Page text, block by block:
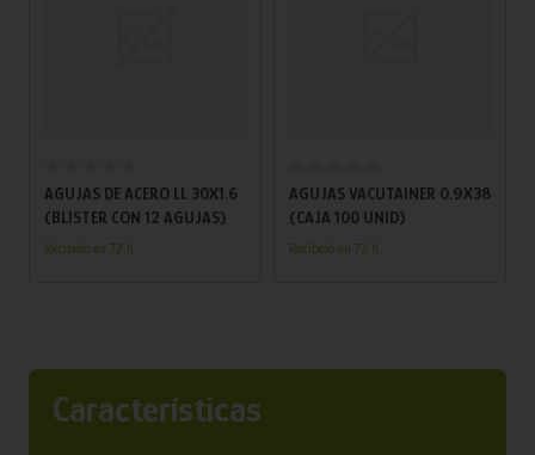
AGUJAS DE ACERO LL 30X1.6
(BLISTER CON 12 AGUJAS)
Recíbelo en 72 h.
AGUJAS VACUTAINER 0.9X38
(CAJA 100 UNID)
Recíbelo en 72 h.
Características